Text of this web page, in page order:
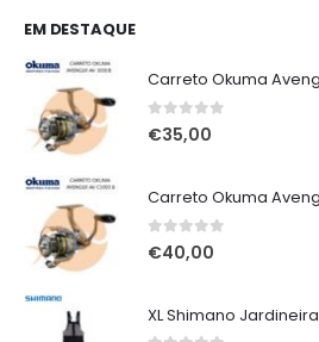
EM DESTAQUE
Carreto Okuma
0out of 5
€35,00
Carreto Okuma
0out of 5
€40,00